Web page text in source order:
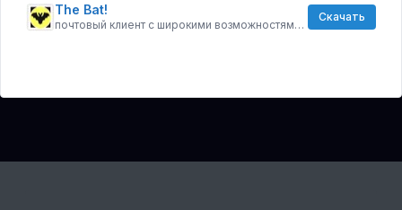
The Bat!
почтовый клиент с широкими возможностями автоматизации действий
Скачать